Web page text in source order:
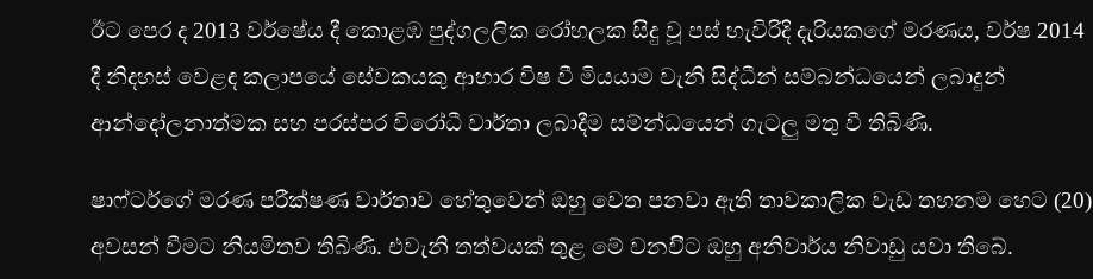
ඊට පෙර ද 2013 වර්ෂ‍ේය දී කොළඹ පුද්ගලලික රෝහලක සිදු වූ පස් හැවිරිදි දැරියකගේ මරණය, වර්ෂ 2014
දී නිදහස් වෙ‍ළඳ කලාපයේ සේවකයකු ආහාර විෂ වී මියයාම වැනි සිද්ධීන් සම්බන්ධයෙන් ලබාදුන්
ආන්දෝලනාත්මක සහ පරස්පර විරෝධී වාර්තා ලබාදීම සම්න්ධයෙන් ගැටලු මතු වී තිබිණි.
ෂාෆ්ටර්ගේ මරණ පරීක්ෂණ වාර්තාව හේතුවෙන් ඔහු වෙත පනවා ඇති තාවකාලික වැඩ තහනම හෙට (20)
අවසන් වීමට නියමිතව තිබිණි. එවැනි තත්වයක් තුළ මේ වනවිිට ඔහු අනිවාර්ය නිවාඩු යවා තිබේ.